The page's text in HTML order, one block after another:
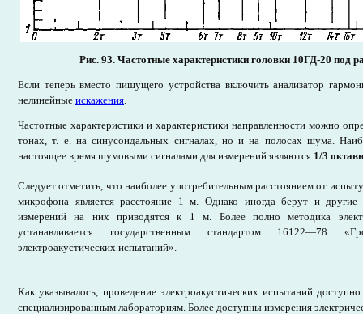
Рис. 93.Частотные характеристики головки 10ГД-20 под
Если теперь вместо пишущего устройства включить анализатор
нелинейные искажения.
Частотные характеристики и характеристики направленности можно
тонах, т. е. на синусоидальных сигналах, но и на полосах шума.
настоящее время шумовыми сигналами для измерений являются 1/3
Следует отметить, что наиболее употребительным расстоянием от
микрофона является расстояние 1 м. Однако иногда берут и другие
измерений на них приводятся к 1 м. Более полно методика
устанавливается государственным стандартом 16122—78
электроакустических испытаний».
Как указывалось, проведение электроакустических испытаний
специализированным лабораториям. Более доступны измерения